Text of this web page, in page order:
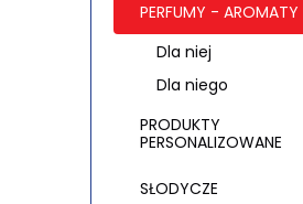
PERFUMY - AROMATY
Dla niej
Dla niego
PRODUKTY
PERSONALIZOWANE
SŁODYCZE